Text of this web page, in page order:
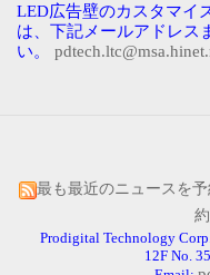
LED広告壁のカスタマイ
は、下記メールアドレス
い。
最も最近のニュースを
Prodigital
12F No. 358